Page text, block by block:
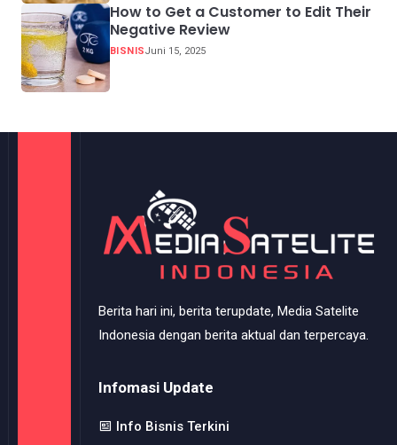
How to Get a Customer to Edit Their
Negative Review
BISNISJuni 15, 2025
Berita hari ini, berita terupdate, Media Satelite
Indonesia dengan berita aktual dan terpercaya.
Infomasi Update
Info Bisnis Terkini